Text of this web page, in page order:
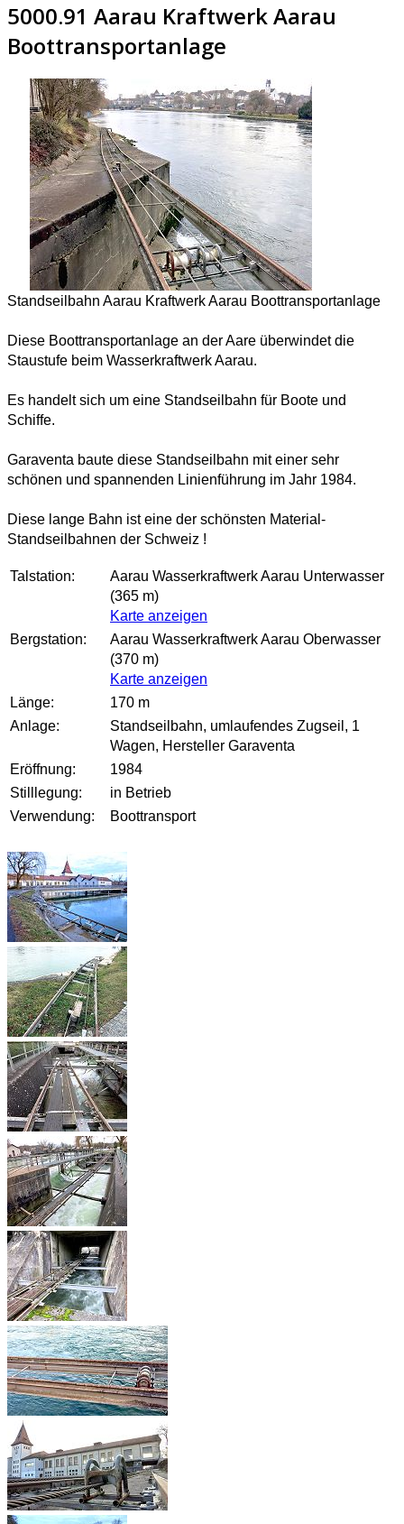
5000.91 Aarau Kraftwerk Aarau
Boottransportanlage
Standseilbahn Aarau Kraftwerk Aarau Boottransportanlage
Diese Boottransportanlage an der Aare überwindet die
Staustufe beim Wasserkraftwerk Aarau.
Es handelt sich um eine Standseilbahn für Boote und
Schiffe.
Garaventa baute diese Standseilbahn mit einer sehr
schönen und spannenden Linienführung im Jahr 1984.
Diese lange Bahn ist eine der schönsten Material-
Standseilbahnen der Schweiz !
Talstation:
Aarau Wasserkraftwerk Aarau Unterwasser
(365 m)
Karte anzeigen
Bergstation:
Aarau Wasserkraftwerk Aarau Oberwasser
(370 m)
Karte anzeigen
Länge:
170 m
Anlage:
Standseilbahn, umlaufendes Zugseil, 1
Wagen, Hersteller Garaventa
Eröffnung:
1984
Stilllegung:
in Betrieb
Verwendung:
Boottransport